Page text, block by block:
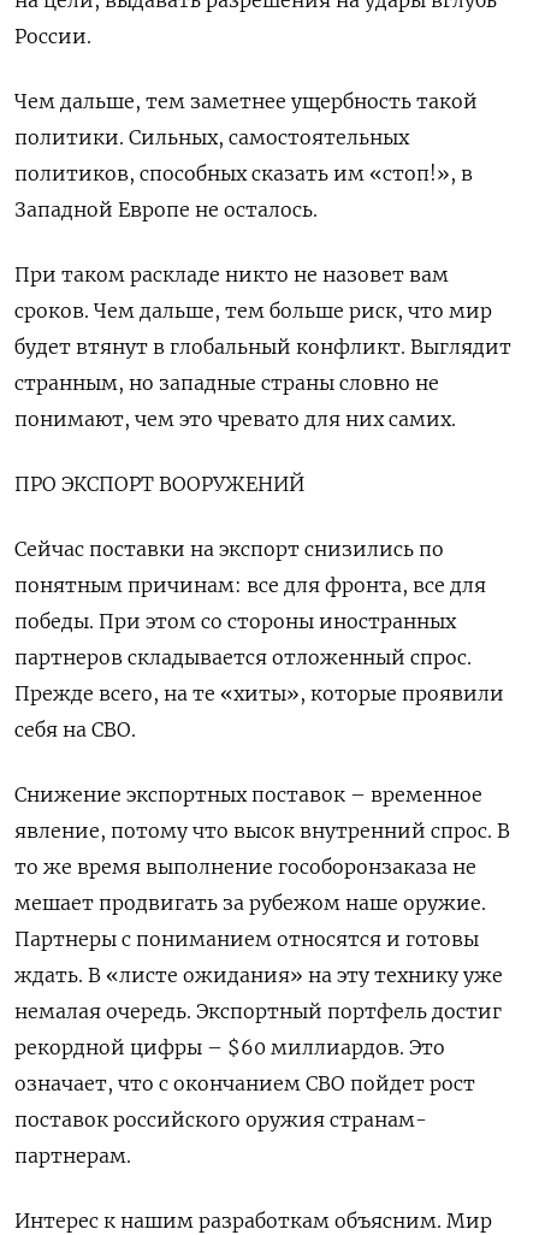
России.
Чем дальше, тем заметнее ущербность такой
политики. Сильных, самостоятельных
политиков, способных сказать им «стоп!», в
Западной Европе не осталось.
При таком раскладе никто не назовет вам
сроков. Чем дальше, тем больше риск, что мир
будет втянут в глобальный конфликт. Выглядит
странным, но западные страны словно не
понимают, чем это чревато для них самих.
ПРО ЭКСПОРТ ВООРУЖЕНИЙ
Сейчас поставки на экспорт снизились по
понятным причинам: все для фронта, все для
победы. При этом со стороны иностранных
партнеров складывается отложенный спрос.
Прежде всего, на те «хиты», которые проявили
себя на СВО.
Снижение экспортных поставок – временное
явление, потому что высок внутренний спрос. В
то же время выполнение гособоронзаказа не
мешает продвигать за рубежом наше оружие.
Партнеры с пониманием относятся и готовы
ждать. В «листе ожидания» на эту технику уже
немалая очередь. Экспортный портфель достиг
рекордной цифры – $60 миллиардов. Это
означает, что с окончанием СВО пойдет рост
поставок российского оружия странам-
партнерам.
Интерес к нашим разработкам объясним. Мир